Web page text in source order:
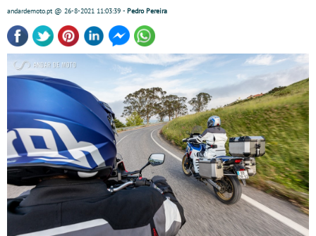
andardemoto.pt@ 26-8-2021 11:03:39 - Pedro Pereira